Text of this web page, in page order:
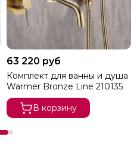
63 220 руб
Комплект для ванны и душа
Warmer Bronze Line 210135
В корзину